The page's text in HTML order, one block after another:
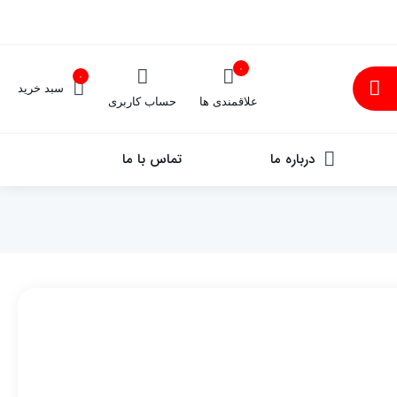
۰
سبد خرید
حساب کاربری
۰
علاقمندی ها
درباره ما تماس با ما